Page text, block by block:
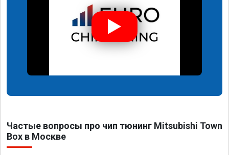
Частые вопросы про чип тюнинг Mitsubishi Town
Box в Москве